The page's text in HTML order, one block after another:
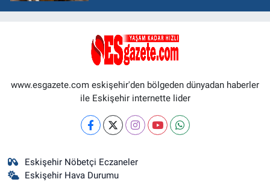
www.esgazete.com eskişehir'den bölgeden dünyadan haberler
ile Eskişehir internette lider
Eskişehir Nöbetçi Eczaneler
Eskişehir Hava Durumu